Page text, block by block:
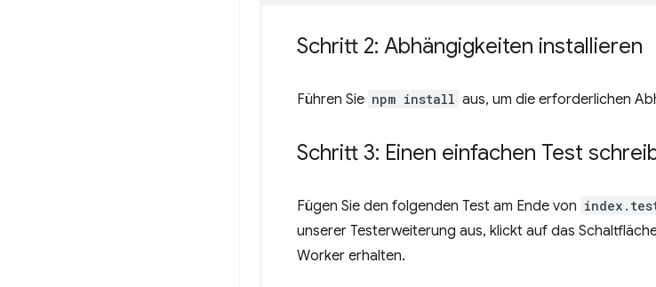
Schritt 2: Abhängigkeiten installieren
Führen Sie npm install aus, um die erforderlichen
Schritt 3: Einen einfachen Test
Fügen Sie den folgenden Test am Ende von
unserer Testerweiterung aus, klickt auf das
Worker erhalten.